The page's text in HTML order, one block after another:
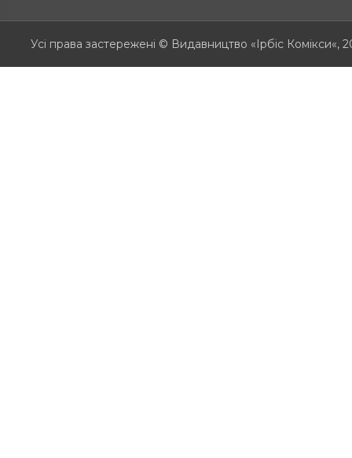
Усі права застережені © Видавництво «Ірбіс Комікси«,